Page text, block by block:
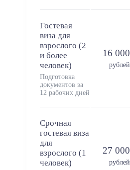
Гостевая
виза для
взрослого (2
и более
человек)
Подготовка
документов за
12 рабочих дней
16 000
рублей
Срочная
гостевая виза
для
взрослого (1
человек)
27 000
рублей